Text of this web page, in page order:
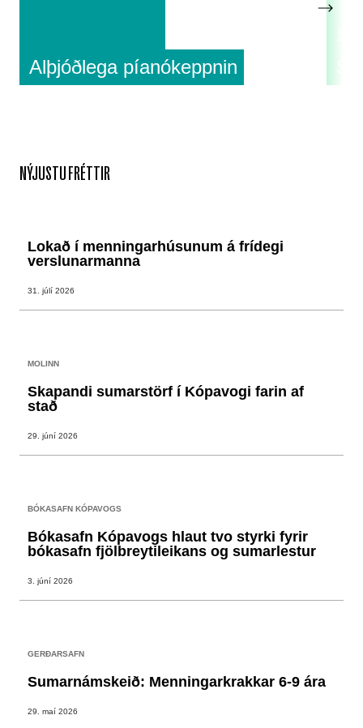
Alþjóðlega píanókeppnin
NÝJUSTU FRÉTTIR
Lokað í menningarhúsunum á frídegi
verslunarmanna
31. júlí 2026
MOLINN
Skapandi sumarstörf í Kópavogi farin af
stað
29. júní 2026
BÓKASAFN KÓPAVOGS
Bókasafn Kópavogs hlaut tvo styrki fyrir
bókasafn fjölbreytileikans og sumarlestur
3. júní 2026
GERÐARSAFN
Sumarnámskeið: Menningarkrakkar 6-9 ára
29. maí 2026